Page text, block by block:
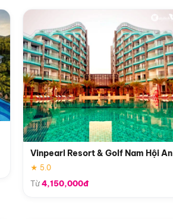
Vinpearl Resort & Golf Nam Hội An
★ 5.0
Từ4,150,000đ